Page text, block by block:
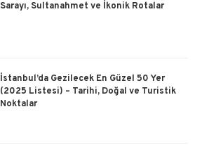
Sarayı, Sultanahmet ve İkonik Rotalar
İstanbul’da Gezilecek En Güzel 50 Yer
(2025 Listesi) – Tarihi, Doğal ve Turistik
Noktalar